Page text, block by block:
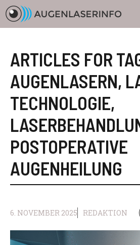
Zum
Inhalt
springen
ARTICLES FOR
AUGENLASERN,
TECHNOLOGIE,
POSTOPERATIVE
AUGENHEILUNG
6. NOVEMBER 2025 REDAKTION